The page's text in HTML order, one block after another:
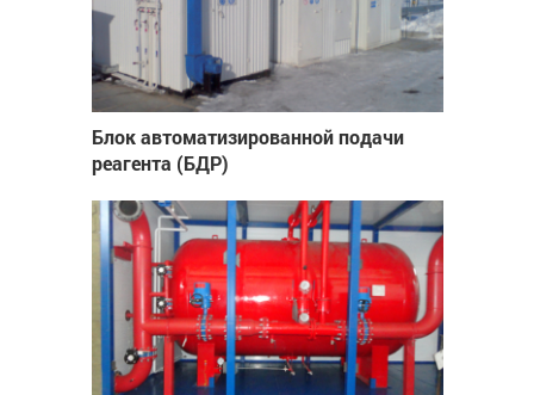
Блок автоматизированной подачи
реагента (БДР)